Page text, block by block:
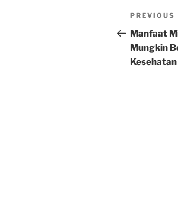
Post
Previous
Post
PREVIOUS
Manfaat
Mungkin